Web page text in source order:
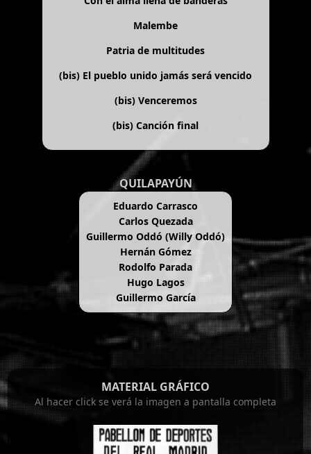
Malembe
Patria de multitudes
(bis) El pueblo unido jamás será vencido
(bis) Venceremos
(bis) Canción final
QUILAPAYÚN
Eduardo Carrasco
Carlos Quezada
Guillermo Oddó (Willy Oddó)
Hernán Gómez
Rodolfo Parada
Hugo Lagos
Guillermo García
MATERIAL GRÁFICO
Al hacer click se verá la imagen a pantalla completa